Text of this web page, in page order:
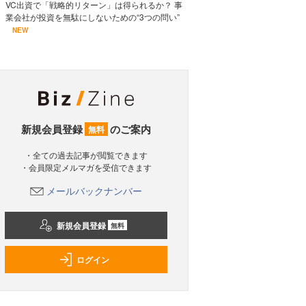
VC出資で「戦略的リターン」は得られるか？ 事
業会社が投資を無駄にしないための“3つの問い”
NEW
新規会員登録 無料 のご案内
・全ての過去記事が閲覧できます
・会員限定メルマガを受信できます
メールバックナンバー
新規会員登録 無料
ログイン